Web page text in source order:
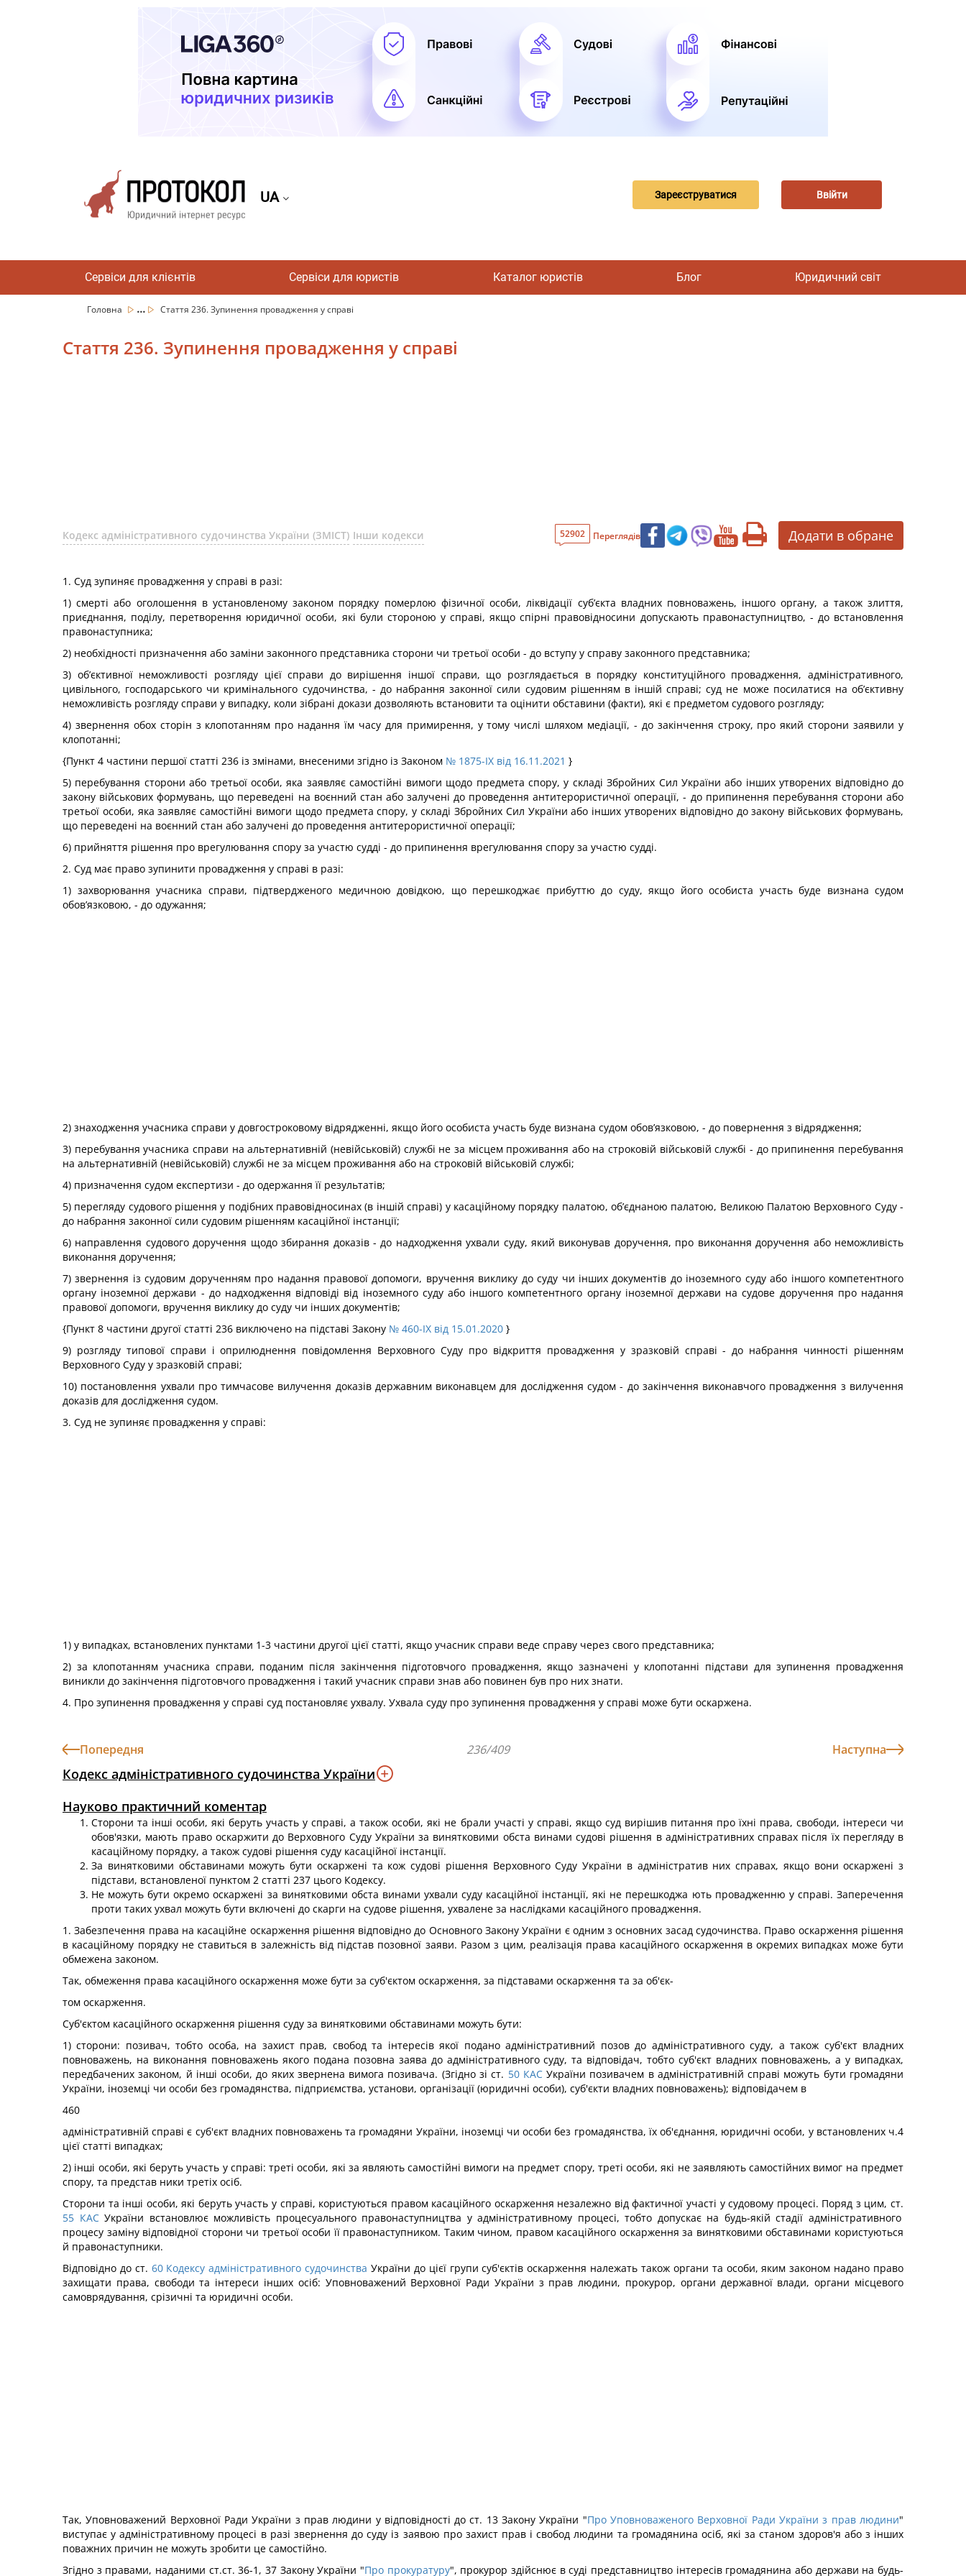
UA Зареєструватися Ввійти
Сервіси для клієнтів Сервіси для юристів Каталог юристів Блог Юридичний світ
Головна ... Стаття 236. Зупинення провадження у справі
Стаття 236. Зупинення провадження у справі
Кодекс адміністративного судочинства України (ЗМІСТ) Інши кодекси 52902 Переглядів Додати в обране
1. Суд зупиняє провадження у справі в разі:
1) смерті або оголошення в установленому законом порядку померлою фізичної особи, ліквідації суб’єкта владних повноважень, іншого органу, а також злиття,
приєднання, поділу, перетворення юридичної особи, які були стороною у справі, якщо спірні правовідносини допускають правонаступництво, - до встановлення
правонаступника;
2) необхідності призначення або заміни законного представника сторони чи третьої особи - до вступу у справу законного представника;
3) об’єктивної неможливості розгляду цієї справи до вирішення іншої справи, що розглядається в порядку конституційного провадження, адміністративного,
цивільного, господарського чи кримінального судочинства, - до набрання законної сили судовим рішенням в іншій справі; суд не може посилатися на об’єктивну
неможливість розгляду справи у випадку, коли зібрані докази дозволяють встановити та оцінити обставини (факти), які є предметом судового розгляду;
4) звернення обох сторін з клопотанням про надання їм часу для примирення, у тому числі шляхом медіації, - до закінчення строку, про який сторони заявили у
клопотанні;
{Пункт 4 частини першої статті 236 із змінами, внесеними згідно із Законом № 1875-IX від 16.11.2021 }
5) перебування сторони або третьої особи, яка заявляє самостійні вимоги щодо предмета спору, у складі Збройних Сил України або інших утворених відповідно до
закону військових формувань, що переведені на воєнний стан або залучені до проведення антитерористичної операції, - до припинення перебування сторони або
третьої особи, яка заявляє самостійні вимоги щодо предмета спору, у складі Збройних Сил України або інших утворених відповідно до закону військових формувань,
що переведені на воєнний стан або залучені до проведення антитерористичної операції;
6) прийняття рішення про врегулювання спору за участю судді - до припинення врегулювання спору за участю судді.
2. Суд має право зупинити провадження у справі в разі:
1) захворювання учасника справи, підтвердженого медичною довідкою, що перешкоджає прибуттю до суду, якщо його особиста участь буде визнана судом
обов’язковою, - до одужання;
2) знаходження учасника справи у довгостроковому відрядженні, якщо його особиста участь буде визнана судом обов’язковою, - до повернення з відрядження;
3) перебування учасника справи на альтернативній (невійськовій) службі не за місцем проживання або на строковій військовій службі - до припинення перебування
на альтернативній (невійськовій) службі не за місцем проживання або на строковій військовій службі;
4) призначення судом експертизи - до одержання її результатів;
5) перегляду судового рішення у подібних правовідносинах (в іншій справі) у касаційному порядку палатою, об’єднаною палатою, Великою Палатою Верховного Суду -
до набрання законної сили судовим рішенням касаційної інстанції;
6) направлення судового доручення щодо збирання доказів - до надходження ухвали суду, який виконував доручення, про виконання доручення або неможливість
виконання доручення;
7) звернення із судовим дорученням про надання правової допомоги, вручення виклику до суду чи інших документів до іноземного суду або іншого компетентного
органу іноземної держави - до надходження відповіді від іноземного суду або іншого компетентного органу іноземної держави на судове доручення про надання
правової допомоги, вручення виклику до суду чи інших документів;
{Пункт 8 частини другої статті 236 виключено на підставі Закону № 460-IX від 15.01.2020 }
9) розгляду типової справи і оприлюднення повідомлення Верховного Суду про відкриття провадження у зразковій справі - до набрання чинності рішенням
Верховного Суду у зразковій справі;
10) постановлення ухвали про тимчасове вилучення доказів державним виконавцем для дослідження судом - до закінчення виконавчого провадження з вилучення
доказів для дослідження судом.
3. Суд не зупиняє провадження у справі:
1) у випадках, встановлених пунктами 1-3 частини другої цієї статті, якщо учасник справи веде справу через свого представника;
2) за клопотанням учасника справи, поданим після закінчення підготовчого провадження, якщо зазначені у клопотанні підстави для зупинення провадження
виникли до закінчення підготовчого провадження і такий учасник справи знав або повинен був про них знати.
4. Про зупинення провадження у справі суд постановляє ухвалу. Ухвала суду про зупинення провадження у справі може бути оскаржена.
Попередня 236/409 Наступна
Кодекс адміністративного судочинства України
Науково практичний коментар
Сторони та інші особи, які беруть участь у справі, а також особи, які не брали участі у справі, якщо суд вирішив питання про їхні права, свободи, інтереси чи
обов'язки, мають право оскаржити до Верховного Суду України за винятковими обста винами судові рішення в адміністративних справах після їх перегляду в
касаційному порядку, а також судові рішення суду касаційної інстанції.
За винятковими обставинами можуть бути оскаржені та кож судові рішення Верховного Суду України в адміністратив них справах, якщо вони оскаржені з
підстави, встановленої пунктом 2 статті 237 цього Кодексу.
Не можуть бути окремо оскаржені за винятковими обста винами ухвали суду касаційної інстанції, які не перешкоджа ють провадженню у справі. Заперечення
проти таких ухвал можуть бути включені до скарги на судове рішення, ухвалене за наслідками касаційного провадження.
1. Забезпечення права на касаційне оскарження рішення відповідно до Основного Закону України є одним з основних засад судочинства. Право оскарження рішення
в касаційному порядку не ставиться в залежність від підстав позовної заяви. Разом з цим, реалізація права касаційного оскарження в окремих випадках може бути
обмежена законом.
Так, обмеження права касаційного оскарження може бути за суб'єктом оскарження, за підставами оскарження та за об'єк-
том оскарження.
Суб'єктом касаційного оскарження рішення суду за винятковими обставинами можуть бути:
1) сторони: позивач, тобто особа, на захист прав, свобод та інтересів якої подано адміністративний позов до адміністративного суду, а також суб'єкт владних
повноважень, на виконання повноважень якого подана позовна заява до адміністративного суду, та відповідач, тобто суб'єкт владних повноважень, а у випадках,
передбачених законом, й інші особи, до яких звернена вимога позивача. (Згідно зі ст. 50 КАСУкраїни позивачем в адміністративній справі можуть бути громадяни
України, іноземці чи особи без громадянства, підприємства, установи, організації (юридичні особи), суб'єкти владних повноважень); відповідачем в
460
адміністративній справі є суб'єкт владних повноважень та громадяни України, іноземці чи особи без громадянства, їх об'єднання, юридичні особи, у встановлених ч.4
цієї статті випадках;
2) інші особи, які беруть участь у справі: треті особи, які за являють самостійні вимоги на предмет спору, треті особи, які не заявляють самостійних вимог на предмет
спору, та представ ники третіх осіб.
Сторони та інші особи, які беруть участь у справі, користуються правом касаційного оскарження незалежно від фактичної участі у судовому процесі. Поряд з цим, ст.
55 КАСУкраїни встановлює можливість процесуального правонаступництва у адміністративному процесі, тобто допускає на будь-якій стадії адміністративного
процесу заміну відповідної сторони чи третьої особи її правонаступником. Таким чином, правом касаційного оскарження за винятковими обставинами користуються
й правонаступники.
Відповідно до ст. 60 Кодексу адміністративного судочинства України до цієї групи суб'єктів оскарження належать також органи та особи, яким законом надано право
захищати права, свободи та інтереси інших осіб: Уповноважений Верховної Ради України з прав людини, прокурор, органи державної влади, органи місцевого
самоврядування, срізичні та юридичні особи.
Так, Уповноважений Верховної Ради України з прав людини у відповідності до ст. 13 Закону України "Про Уповноваженого Верховної Ради України з прав людини"
виступає у адміністративному процесі в разі звернення до суду із заявою про захист прав і свобод людини та громадянина осіб, які за станом здоров'я або з інших
поважних причин не можуть зробити це самостійно.
Згідно з правами, наданими ст.ст. 36-1, 37 Закону України "Про прокуратуру", прокурор здійснює в суді представництво інтересів громадянина або держави на будь-